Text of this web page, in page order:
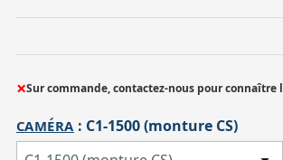
×Sur commande, contactez-nous pour connaître
CAMÉRA : C1-1500 (monture CS)